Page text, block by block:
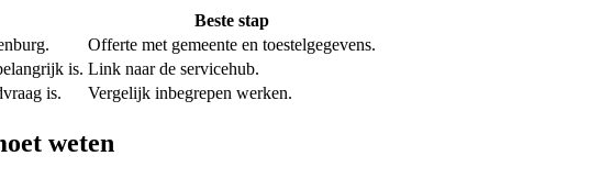
Beste stap
Offerte met gemeente en toestelgegevens.
is. Link naar de servicehub.
is. Vergelijk inbegrepen werken.
weten